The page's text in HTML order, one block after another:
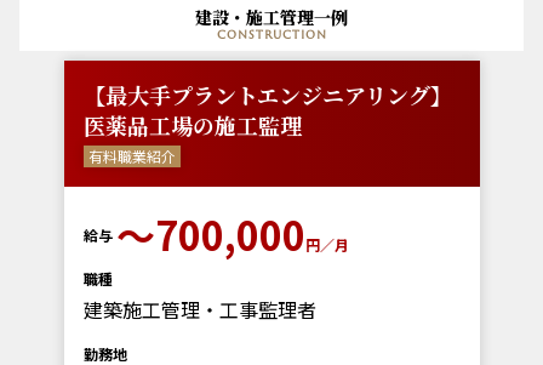
建設・施工管理一例
construction
【最大手プラントエンジニアリング】
医薬品工場の施工監理
有料職業紹介
給与 〜700,000円／月
職種
建築施工管理・工事監理者
勤務地